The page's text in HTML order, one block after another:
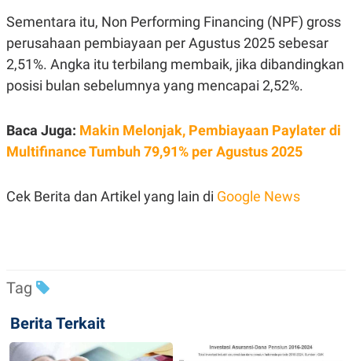
A
T
D
T
G
E
S
N
T
A
P
S
U
N
A
N
A
E
S
R
E
Sementara itu, Non Performing Financing (NPF) gross
perusahaan pembiayaan per Agustus 2025 sebesar
2,51%. Angka itu terbilang membaik, jika dibandingkan
posisi bulan sebelumnya yang mencapai 2,52%.
Baca Juga: Makin Melonjak, Pembiayaan Paylater di
Multifinance Tumbuh 79,91% per Agustus 2025
Cek Berita dan Artikel yang lain di Google News
Tag
Berita Terkait